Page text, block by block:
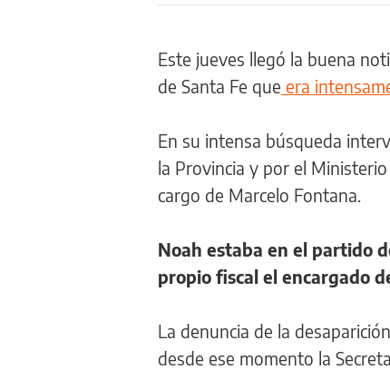
Este jueves llegó la buena
de Santa Fe que era
En su intensa búsqueda
la Provincia y por el
cargo de Marcelo Fontana.
Noah estaba en el partido
propio fiscal el encargado
La denuncia de la
desde ese momento la